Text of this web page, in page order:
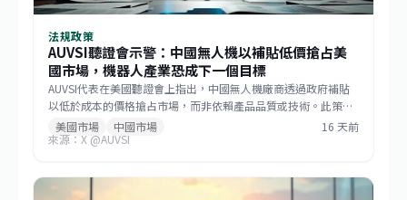
法規政策
AUVSI聽證會示警：中國無人機以補貼低價搶占美
國市場，機器人產業恐成下一個目標
AUVSI代表在美國聽證會上指出，中國無人機廠商透過政府補貼
以低於成本的價格搶占市場，而非依賴產品品質或技術。此策略
已成功主導美國消費級與商用無人機市場，如今相同模式正擴散
至機器人領域。此舉促使美國國會推動《GUARD Act》，並喚起
來擴大非紅供應鏈的機會，但業者仍需強化技術自主與國際合規
能力。
美國市場 中國市場
16 天前
來源：X @AUVSI